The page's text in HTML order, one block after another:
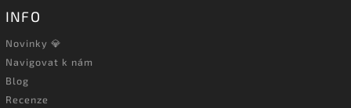
INFO
Novinky 💎
Navigovat k nám
Blog
Recenze